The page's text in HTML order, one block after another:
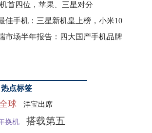
首四位，苹果、三星对分
佳手机：三星新机皇上榜，小米10
市场半年报告：四大国产手机品牌
热点标签
球 洋宝出席
换机 搭载第五